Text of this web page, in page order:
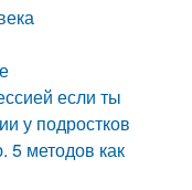
если ты
у подростков
5 методов как